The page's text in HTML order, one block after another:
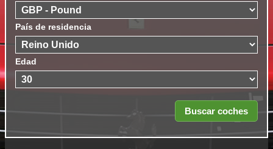
País de residencia
Edad